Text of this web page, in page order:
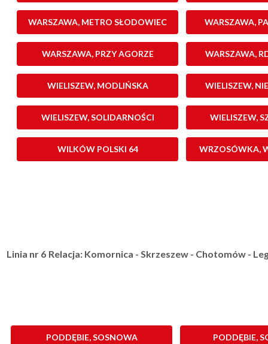
WARSZAWA, METRO SŁODOWIEC WARSZAWA,
WARSZAWA, PRZY AGORZE WARSZAWA,
WIELISZEW, MODLIŃSKA WIELISZEW,
WIELISZEW, SOLIDARNOŚCI WIELISZEW,
WILKÓW POLSKI 64 WRZOSÓWKA,
Linia nr 6 Relacja: Komornica - Skrzeszew - Chotomów -
PODDĘBIE, SOSNOWA PODDĘBIE,